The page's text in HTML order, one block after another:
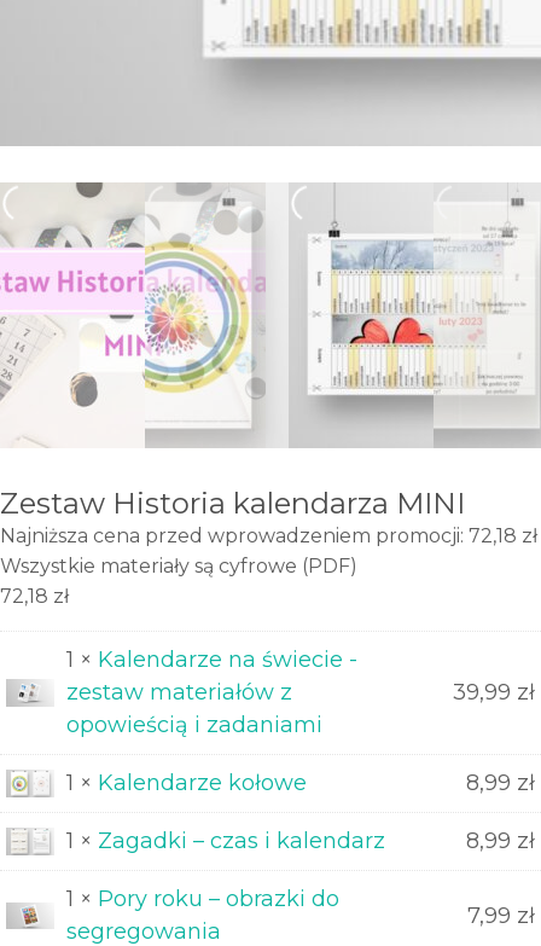
Zestaw Historia kalendarza MINI
Najniższa cena przed wprowadzeniem promocji: 72,18 zł
Wszystkie materiały są cyfrowe (PDF)
72,18 zł
1 × Kalendarze na świecie -
zestaw materiałów z
opowieścią i zadaniami
39,99 zł
1 × Kalendarze kołowe 8,99 zł
1 × Zagadki – czas i kalendarz 8,99 zł
1 × Pory roku – obrazki do
segregowania
7,99 zł